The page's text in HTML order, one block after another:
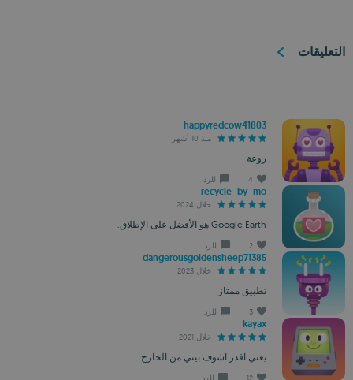
التعليقات
happyredcow41803
منذ 10 أشهر
روعة
4 للرد
recycle_by_mo
خلال 2024
Google Earth هو الأفضل على الإطلاق.
2 للرد
dangerousgoldensheep71385
خلال 2023
تطبيق ممتاز
3 للرد
kayax
خلال 2021
يعني اقدر اشوف بيتي من الخارج
12 للرد